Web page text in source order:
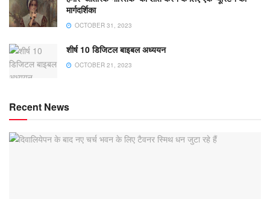
मार्गदर्शिका
OCTOBER 31, 2023
शीर्ष 10 डिजिटल बाइबल अध्ययन
OCTOBER 21, 2023
Recent News